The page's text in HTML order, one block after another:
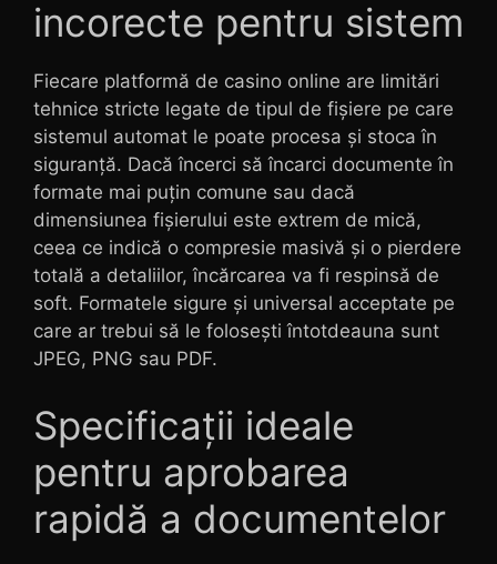
incorecte pentru sistem
Fiecare platformă de casino online are limitări
tehnice stricte legate de tipul de fișiere pe care
sistemul automat le poate procesa și stoca în
siguranță. Dacă încerci să încarci documente în
formate mai puțin comune sau dacă
dimensiunea fișierului este extrem de mică,
ceea ce indică o compresie masivă și o pierdere
totală a detaliilor, încărcarea va fi respinsă de
soft. Formatele sigure și universal acceptate pe
care ar trebui să le folosești întotdeauna sunt
JPEG, PNG sau PDF.
Specificații ideale
pentru aprobarea
rapidă a documentelor